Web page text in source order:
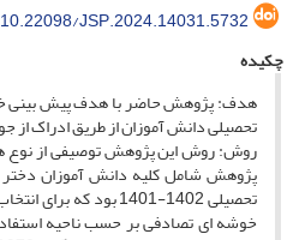
10.22098/JSP.2024.14031.5732
چکیده
هدف: پژوهش حاضر با هدف پیش بینی
تحصیلی دانش آموزان از طریق ادراک
روش: روش این پژوهش توصیفی از نوع
پژوهش شامل کلیه دانش آموزان
تحصیلی 1402-1401 بود
خوشه ای تصادفی بر حسب ناحیه